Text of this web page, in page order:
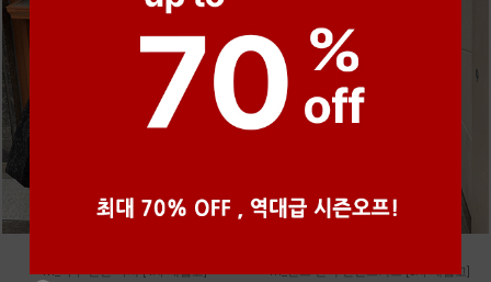
m_마무 린넨 나시 [4차 재입고]
m_밴프 핀턱 린넨스커트 [3차 재입고]